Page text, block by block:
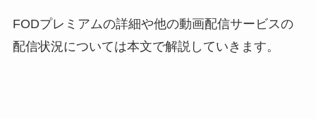
FODプレミアムの詳細や他の動画配信サービスの
配信状況については本文で解説していきます。